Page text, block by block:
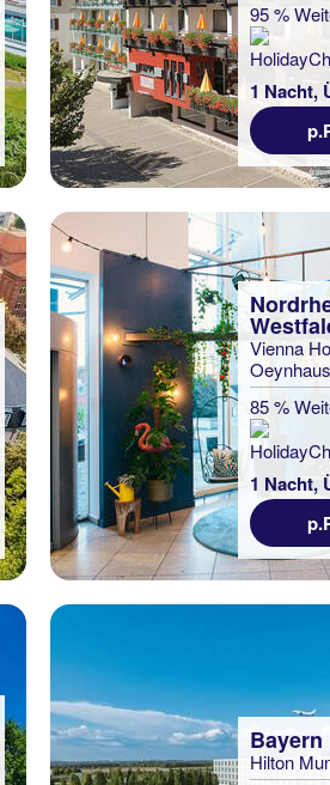
95 %
1 Nacht,
Vienna
85 %
1 Nacht,
Bayern
Hilton